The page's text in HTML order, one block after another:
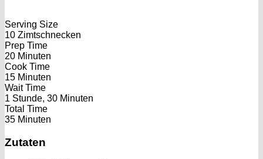
Serving Size
10 Zimtschnecken
Prep Time
20 Minuten
Cook Time
15 Minuten
Wait Time
1 Stunde, 30 Minuten
Total Time
35 Minuten
Zutaten